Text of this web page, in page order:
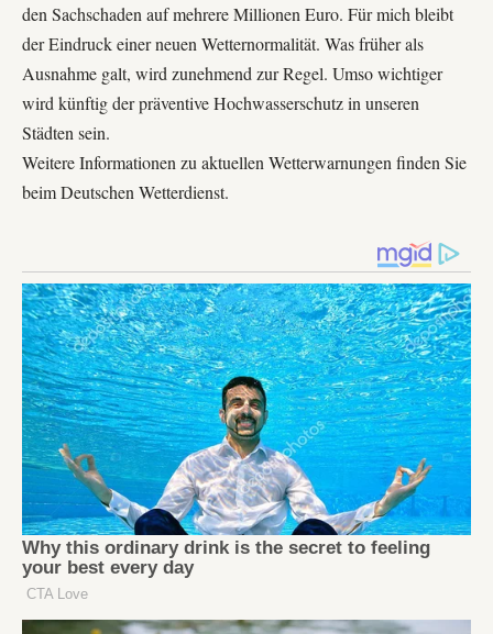
den Sachschaden auf mehrere Millionen Euro. Für mich bleibt
der Eindruck einer neuen Wetternormalität. Was früher als
Ausnahme galt, wird zunehmend zur Regel. Umso wichtiger
wird künftig der präventive Hochwasserschutz in unseren
Städten sein.
Weitere Informationen zu aktuellen Wetterwarnungen finden Sie
beimDeutschen Wetterdienst.